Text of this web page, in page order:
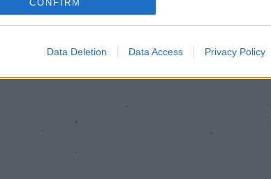
CONFIRM
Data Deletion Data Access Privacy Policy